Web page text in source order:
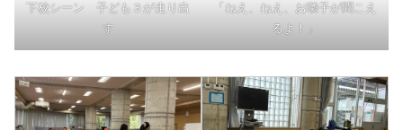
下校シーン 子ども３が走り出
す
「ねえ、ねえ、お囃子が聞こえ
るよ！」